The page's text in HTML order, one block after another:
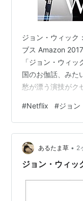
ジョン・ウィック
ブス Amazon
「ジョン・ウィ
国のお伽話、みた
愁が漂う演技がク
ン・ウィックが強
感じです。 派手
マスタングもボロ
選んだのも納得群
一般人を巻き込ま
#Netflix #ジョン
あるたま草 • 2
ジョン・ウィッ